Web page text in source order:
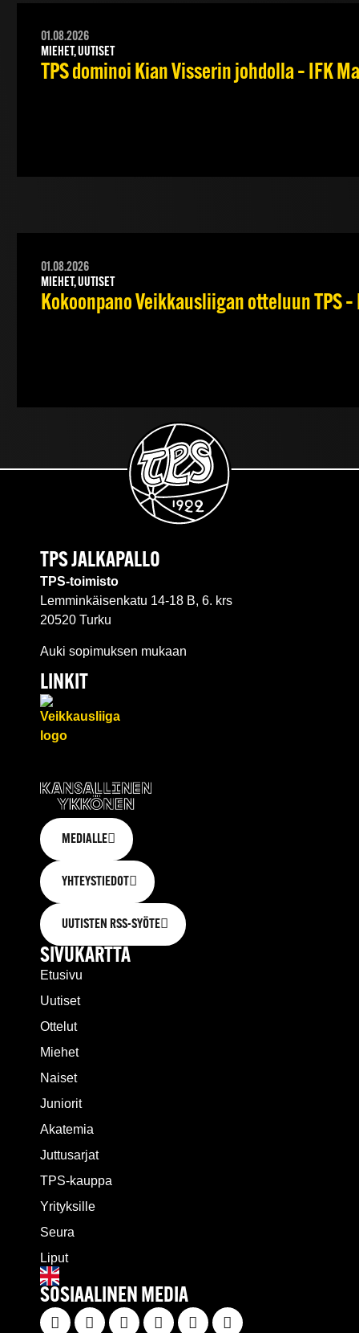
01.08.2026
MIEHET, UUTISET
TPS dominoi Kian Visserin johdolla – IFK
01.08.2026
MIEHET, UUTISET
Kokoonpano Veikkausliigan otteluun TPS
TPS JALKAPALLO
TPS-toimisto
Lemminkäisenkatu 14-18 B, 6. krs
20520 Turku
Auki sopimuksen mukaan
LINKIT
MEDIALLE
YHTEYSTIEDOT
UUTISTEN RSS-SYÖTE
SIVUKARTTA
Etusivu
Uutiset
Ottelut
Miehet
Naiset
Juniorit
Akatemia
Juttusarjat
TPS-kauppa
Yrityksille
Seura
Liput
SOSIAALINEN MEDIA